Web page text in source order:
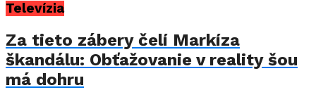
Televízia
Za tieto zábery čelí Markíza
škandálu: Obťažovanie v reality šou
má dohru